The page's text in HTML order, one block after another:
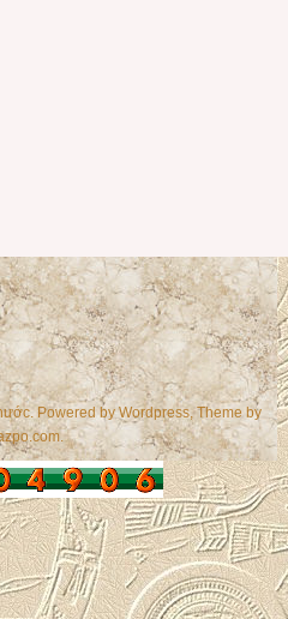
Powered byWordpress, Theme by
.